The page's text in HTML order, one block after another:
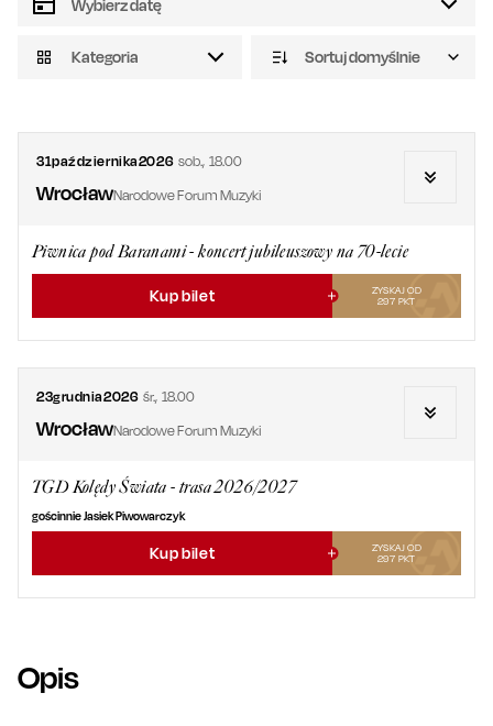
Kategoria Sortuj domyślnie
31października2026 sob.,18.00
WrocławNarodowe Forum Muzyki
Piwnica pod Baranami - koncert jubileuszowy na 70-lecie
Kup bilet
ZYSKAJ OD
297 PKT
23grudnia2026 śr.,18.00
WrocławNarodowe Forum Muzyki
TGD Kolędy Świata - trasa 2026/2027
gościnnie Jasiek Piwowarczyk
Kup bilet
ZYSKAJ OD
297 PKT
Opis